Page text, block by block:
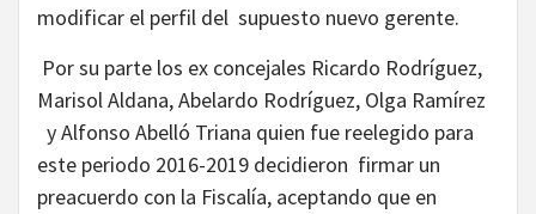
modificar el perfil del supuesto nuevo gerente.
Por su parte los ex concejales Ricardo Rodríguez,
Marisol Aldana, Abelardo Rodríguez, Olga Ramírez
y Alfonso Abelló Triana quien fue reelegido para
este periodo 2016-2019 decidieron firmar un
preacuerdo con la Fiscalía, aceptando que en